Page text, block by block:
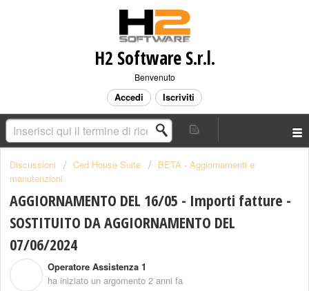
H2 Software S.r.l.
Benvenuto
Accedi Iscriviti
Discussioni Ced House Suite
BETA - Aggiornamenti e
manutenzioni
AGGIORNAMENTO DEL 16/05 - Importi fatture -
SOSTITUITO DA AGGIORNAMENTO DEL
07/06/2024
Operatore Assistenza 1
ha iniziato un argomento 2 anni fa